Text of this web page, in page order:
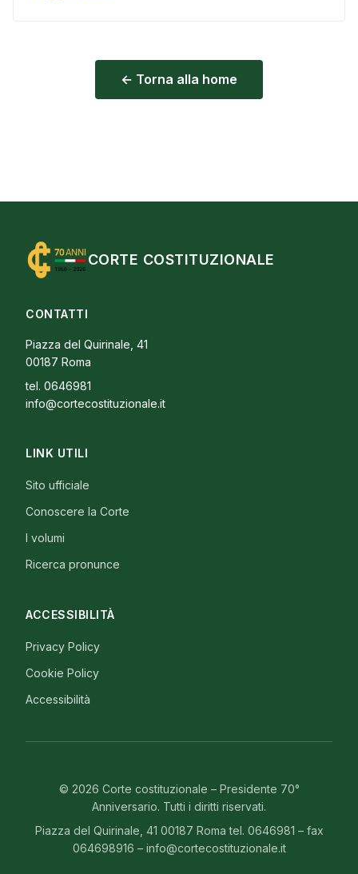
← Torna alla home
CORTE COSTITUZIONALE
CONTATTI
Piazza del Quirinale, 41
00187 Roma
tel. 0646981
info@cortecostituzionale.it
LINK UTILI
Sito ufficiale
Conoscere la Corte
I volumi
Ricerca pronunce
ACCESSIBILITÀ
Privacy Policy
Cookie Policy
Accessibilità
© 2026 Corte costituzionale – Presidente 70°
Anniversario. Tutti i diritti riservati.
Piazza del Quirinale, 41 00187 Roma tel. 0646981 – fax
064698916 – info@cortecostituzionale.it